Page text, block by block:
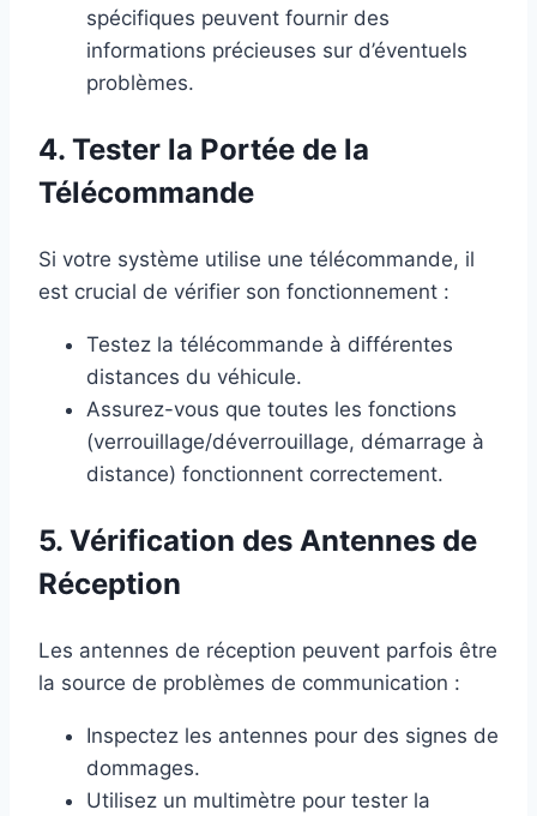
spécifiques peuvent fournir des
informations précieuses sur d’éventuels
problèmes.
4. Tester la Portée de la
Télécommande
Si votre système utilise une télécommande, il
est crucial de vérifier son fonctionnement :
Testez la télécommande à différentes
distances du véhicule.
Assurez-vous que toutes les fonctions
(verrouillage/déverrouillage, démarrage à
distance) fonctionnent correctement.
5. Vérification des Antennes de
Réception
Les antennes de réception peuvent parfois être
la source de problèmes de communication :
Inspectez les antennes pour des signes de
dommages.
Utilisez un multimètre pour tester la